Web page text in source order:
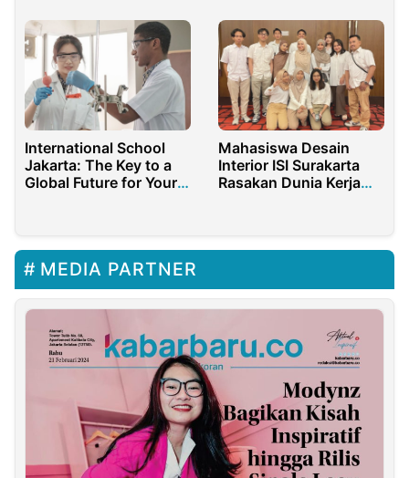
International School
Jakarta: The Key to a
Global Future for Your
Mahasiswa Desain
Interior ISI Surakarta
Rasakan Dunia Kerja
MEDIA PARTNER